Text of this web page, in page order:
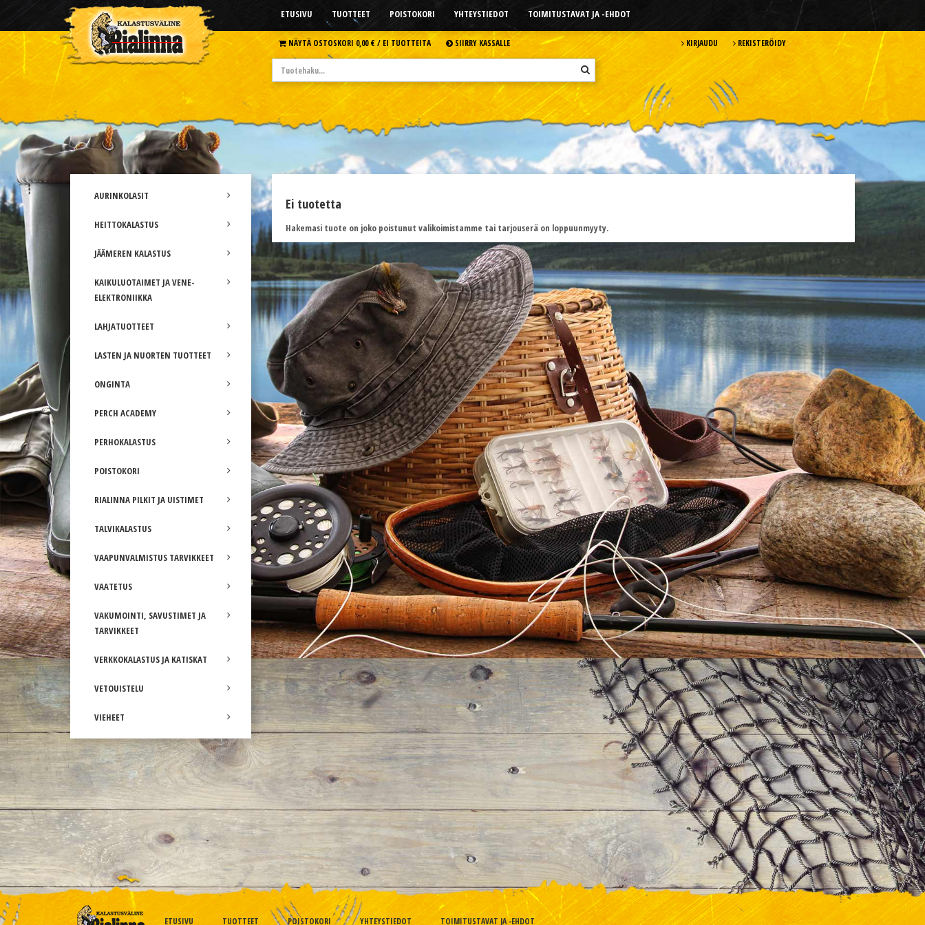
ETUSIVU TUOTTEET POISTOKORI YHTEYSTIEDOT TOIMITUSTAVAT JA -EHDOT
NÄYTÄ OSTOSKORI 0,00 € /EI TUOTTEITA SIIRRY KASSALLE KIRJAUDU REKISTERÖIDY
AURINKOLASIT
HEITTOKALASTUS
JÄÄMEREN KALASTUS
KAIKULUOTAIMET JA VENE-
ELEKTRONIIKKA
LAHJATUOTTEET
LASTEN JA NUORTEN TUOTTEET
ONGINTA
PERCH ACADEMY
PERHOKALASTUS
POISTOKORI
RIALINNA PILKIT JA UISTIMET
TALVIKALASTUS
VAAPUNVALMISTUS TARVIKKEET
VAATETUS
VAKUMOINTI, SAVUSTIMET JA
TARVIKKEET
VERKKOKALASTUS JA KATISKAT
VETOUISTELU
VIEHEET
Ei tuotetta
Hakemasi tuote on joko poistunut valikoimistamme tai tarjouserä on loppuunmyyty.
ETUSIVU TUOTTEET POISTOKORI YHTEYSTIEDOT TOIMITUSTAVAT JA -EHDOT